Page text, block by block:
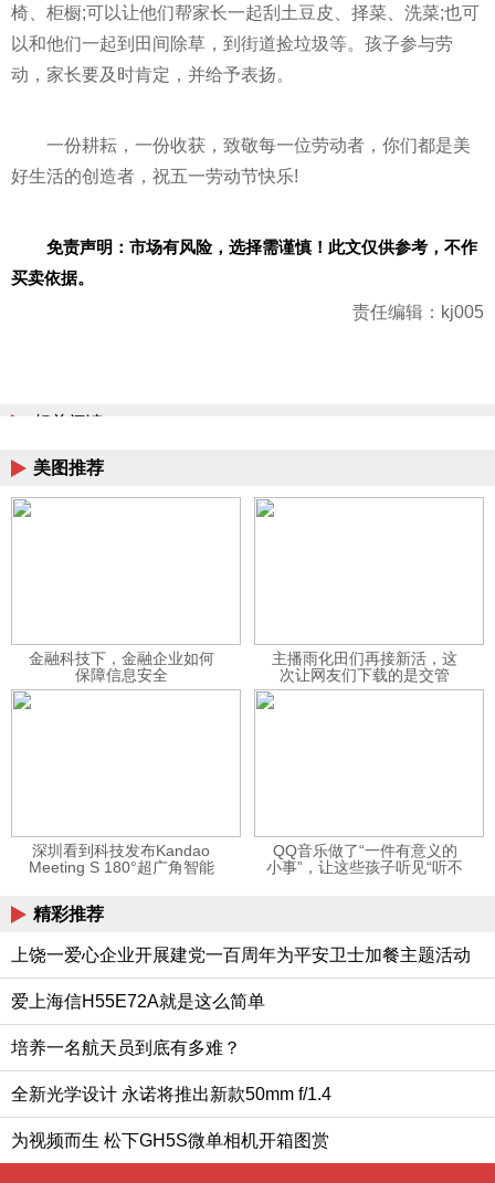
椅、柜橱;可以让他们帮家长一起刮土豆皮、择菜、洗菜;也可
以和他们一起到田间除草，到街道捡垃圾等。孩子参与劳
动，家长要及时肯定，并给予表扬。
一份耕耘，一份收获，致敬每一位劳动者，你们都是美
好生活的创造者，祝五一劳动节快乐!
免责声明：市场有风险，选择需谨慎！此文仅供参考，不作
买卖依据。
责任编辑：kj005
相关阅读
美图推荐
金融科技下，金融企业如何
保障信息安全
主播雨化田们再接新活，这
次让网友们下载的是交管
12123APP
深圳看到科技发布Kandao
Meeting S 180°超广角智能
QQ音乐做了“一件有意义的
小事”，让这些孩子听见“听不
精彩推荐
上饶一爱心企业开展建党一百周年为平安卫士加餐主题活动
爱上海信H55E72A就是这么简单
培养一名航天员到底有多难？
全新光学设计 永诺将推出新款50mm f/1.4
为视频而生 松下GH5S微单相机开箱图赏